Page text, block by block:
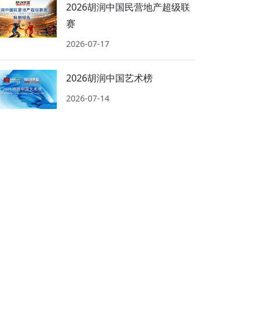
2026胡润中国民营地产超级联
赛
2026-07-17
2026胡润中国艺术榜
2026-07-14